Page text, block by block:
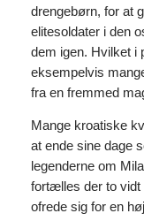
drengebørn, for at
elitesoldater i den
dem igen. Hvilket i
eksempelvis
fra en fremmed
Mange kroatiske
at ende sine dage
legenderne om
fortælles der to vidt
ofrede sig for en